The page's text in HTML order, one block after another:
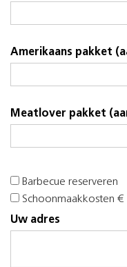
Amerikaans pakket
Meatlover pakket
Barbecue reserveren
Schoonmaakkosten €
Uw adres